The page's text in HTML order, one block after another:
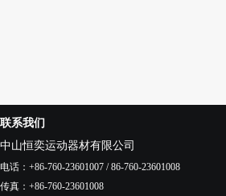
联系我们
中山恒奕运动器材有限公司
电话 ：+86-760-23601007 / 86-760-23601008
传真 ：+86-760-23601008